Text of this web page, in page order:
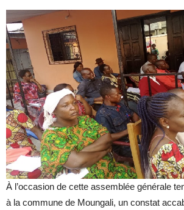
À l’occasion de cette assemblée générale
à la commune de Moungali, un constat